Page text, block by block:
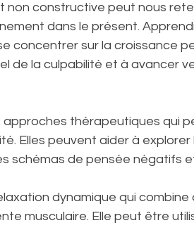
non constructive peut nous
dans le présent.
concentrer sur la croissance
de la culpabilité et à avancer
approches thérapeutiques qui
Elles peuvent aider à explorer
schémas de pensée négatifs
dynamique qui combine
musculaire. Elle peut être